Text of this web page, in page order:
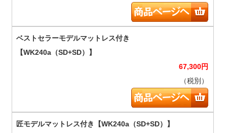
67,300円
（税別）